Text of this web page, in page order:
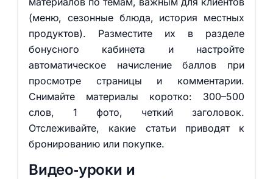
(меню, сезонные блюда, история местных
продуктов). Разместите их в разделе
бонусного кабинета и настройте
автоматическое начисление баллов при
просмотре страницы и комментарии.
Снимайте материалы коротко: 300–500
слов, 1 фото, четкий заголовок.
Отслеживайте, какие статьи приводят к
бронированию или покупке.
Видео‑уроки и